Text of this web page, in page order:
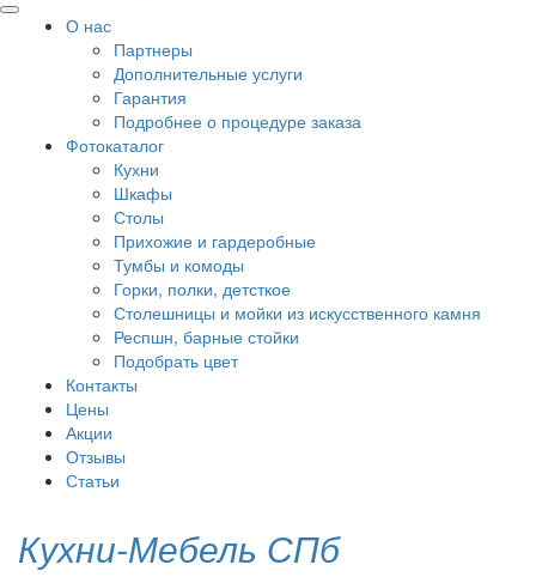
О нас
Партнеры
Дополнительные услуги
Гарантия
Подробнее о процедуре заказа
Фотокаталог
Кухни
Шкафы
Столы
Прихожие и гардеробные
Тумбы и комоды
Горки, полки, детсткое
Столешницы и мойки из искусственного камня
Респшн, барные стойки
Подобрать цвет
Контакты
Цены
Акции
Отзывы
Статьи
Кухни-Мебель СПб